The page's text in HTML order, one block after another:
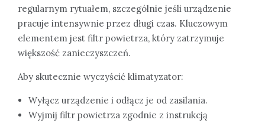
regularnym rytuałem, szczególnie jeśli urządzenie
pracuje intensywnie przez długi czas. Kluczowym
elementem jest filtr powietrza, który zatrzymuje
większość zanieczyszczeń.
Aby skutecznie wyczyścić klimatyzator:
Wyłącz urządzenie i odłącz je od zasilania.
Wyjmij filtr powietrza zgodnie z instrukcją